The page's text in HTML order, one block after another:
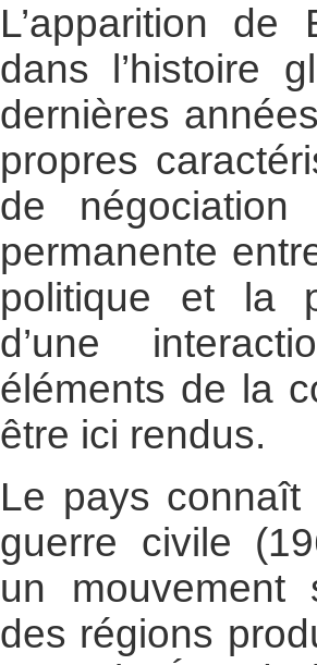
L’apparition de
dans l’histoire
dernières
propres
de
permanente
politique et la
d’une
éléments de la
être ici rendus.
Le pays connaît
guerre civile
un mouvement
des régions